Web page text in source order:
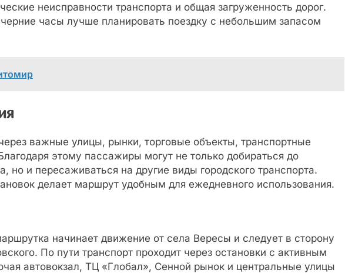
неисправности транспорта и общая загруженность дорог.
часы лучше планировать поездку с небольшим запасом
важные улицы, рынки, торговые объекты, транспортные
этому пассажиры могут не только добираться до
но и пересаживаться на другие виды городского транспорта.
делает маршрут удобным для ежедневного использования.
начинает движение от села Вересы и следует в сторону
По пути транспорт проходит через остановки с активным
автовокзал, ТЦ «Глобал», Сенной рынок и центральные улицы